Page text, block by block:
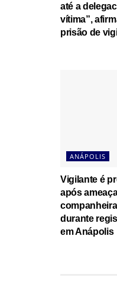
até a
vítima”,
prisão de
ANÁPOLIS
Vigilante é
após
durante
em Anápolis